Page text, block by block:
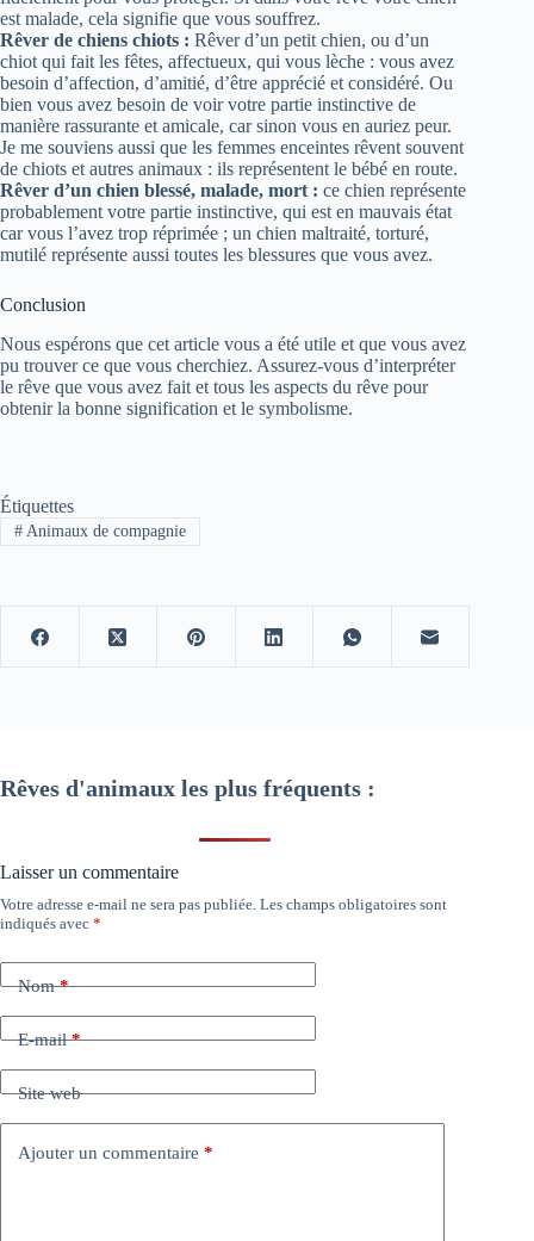
est malade, cela signifie que vous souffrez.
Rêver de chiens chiots : Rêver d’un petit chien, ou d’un
chiot qui fait les fêtes, affectueux, qui vous lèche : vous avez
besoin d’affection, d’amitié, d’être apprécié et considéré. Ou
bien vous avez besoin de voir votre partie instinctive de
manière rassurante et amicale, car sinon vous en auriez peur.
Je me souviens aussi que les femmes enceintes rêvent souvent
de chiots et autres animaux : ils représentent le bébé en route.
Rêver d’un chien blessé, malade, mort : ce chien représente
probablement votre partie instinctive, qui est en mauvais état
car vous l’avez trop réprimée ; un chien maltraité, torturé,
mutilé représente aussi toutes les blessures que vous avez.
Conclusion
Nous espérons que cet article vous a été utile et que vous avez
pu trouver ce que vous cherchiez. Assurez-vous d’interpréter
le rêve que vous avez fait et tous les aspects du rêve pour
obtenir la bonne signification et le symbolisme.
Étiquettes
#Animaux de compagnie
Rêves d'animaux les plus fréquents :
Laisser un commentaire
Votre adresse e-mail ne sera pas publiée. Les champs obligatoires sont
indiqués avec *
Nom*
E-mail*
Site web
Ajouter un commentaire *